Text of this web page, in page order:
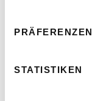
PRÄFERENZEN
STATISTIKEN